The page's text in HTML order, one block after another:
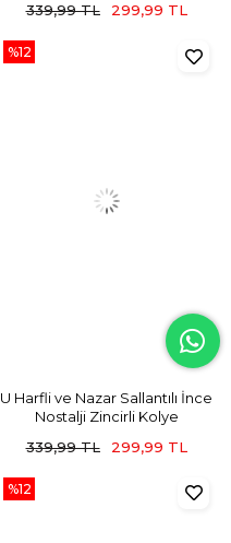
339,99 TL
299,99 TL
U Harfli ve Nazar Sallantılı İnce
Nostalji Zincirli Kolye
339,99 TL
299,99 TL
%12
%12